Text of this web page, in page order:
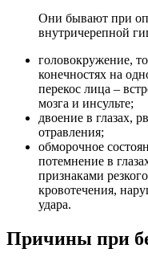
Они бывают при
внутричерепной
головокружение,
конечностях на
перекос лица –
мозга и инсульте;
двоение в глазах,
отравления;
обморочное
потемнение в
признаками
кровотечения,
удара.
Причины при